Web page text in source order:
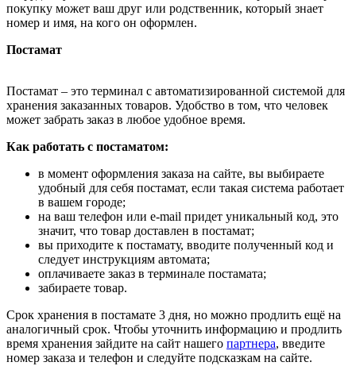
покупку может ваш друг или родственник, который знает
номер и имя, на кого он оформлен.
Постамат
Постамат – это терминал с автоматизированной системой для
хранения заказанных товаров. Удобство в том, что человек
может забрать заказ в любое удобное время.
Как работать с постаматом:
в момент оформления заказа на сайте, вы выбираете
удобный для себя постамат, если такая система работает
в вашем городе;
на ваш телефон или e-mail придет уникальный код, это
значит, что товар доставлен в постамат;
вы приходите к постамату, вводите полученный код и
следует инструкциям автомата;
оплачиваете заказ в терминале постамата;
забираете товар.
Срок хранения в постамате 3 дня, но можно продлить ещё на
аналогичный срок. Чтобы уточнить информацию и продлить
время хранения зайдите на сайт нашего партнера, введите
номер заказа и телефон и следуйте подсказкам на сайте.